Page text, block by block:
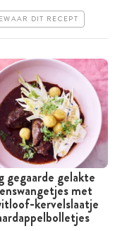
DIT RECEPT
dan 1 uur
gegaarde gelakte
met
kervelslaatje